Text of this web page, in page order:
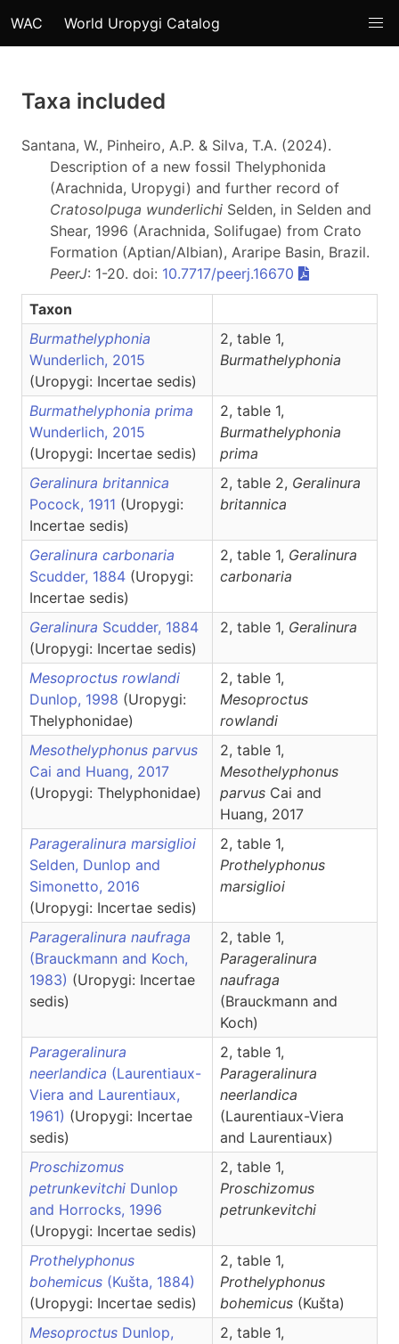
WAC World Uropygi Catalog
Taxa included
Santana, W., Pinheiro, A.P. & Silva, T.A. (2024).
Description of a new fossil Thelyphonida
(Arachnida, Uropygi) and further record of
Cratosolpuga wunderlichi Selden, in Selden and
Shear, 1996 (Arachnida, Solifugae) from Crato
Formation (Aptian/Albian), Araripe Basin, Brazil.
PeerJ: 1-20. doi: 10.7717/peerj.16670
Taxon
Burmathelyphonia
Wunderlich, 2015
(Uropygi: Incertae sedis)
2, table 1,
Burmathelyphonia
Burmathelyphonia prima
Wunderlich, 2015
(Uropygi: Incertae sedis)
2, table 1,
Burmathelyphonia
prima
Geralinura britannica
Pocock, 1911 (Uropygi:
Incertae sedis)
2, table 2, Geralinura
britannica
Geralinura carbonaria
Scudder, 1884 (Uropygi:
Incertae sedis)
2, table 1, Geralinura
carbonaria
Geralinura Scudder, 1884
(Uropygi: Incertae sedis)
2, table 1, Geralinura
Mesoproctus rowlandi
Dunlop, 1998 (Uropygi:
Thelyphonidae)
2, table 1,
Mesoproctus
rowlandi
Mesothelyphonus parvus
Cai and Huang, 2017
(Uropygi: Thelyphonidae)
2, table 1,
Mesothelyphonus
parvus Cai and
Huang, 2017
Parageralinura marsiglioi
Selden, Dunlop and
Simonetto, 2016
(Uropygi: Incertae sedis)
2, table 1,
Prothelyphonus
marsiglioi
Parageralinura naufraga
(Brauckmann and Koch,
1983) (Uropygi: Incertae
sedis)
2, table 1,
Parageralinura
naufraga
(Brauckmann and
Koch)
Parageralinura
neerlandica (Laurentiaux-
Viera and Laurentiaux,
1961) (Uropygi: Incertae
sedis)
2, table 1,
Parageralinura
neerlandica
(Laurentiaux-Viera
and Laurentiaux)
Proschizomus
petrunkevitchi Dunlop
and Horrocks, 1996
(Uropygi: Incertae sedis)
2, table 1,
Proschizomus
petrunkevitchi
Prothelyphonus
bohemicus (Kušta, 1884)
(Uropygi: Incertae sedis)
2, table 1,
Prothelyphonus
bohemicus (Kušta)
Mesoproctus Dunlop,
2, table 1,